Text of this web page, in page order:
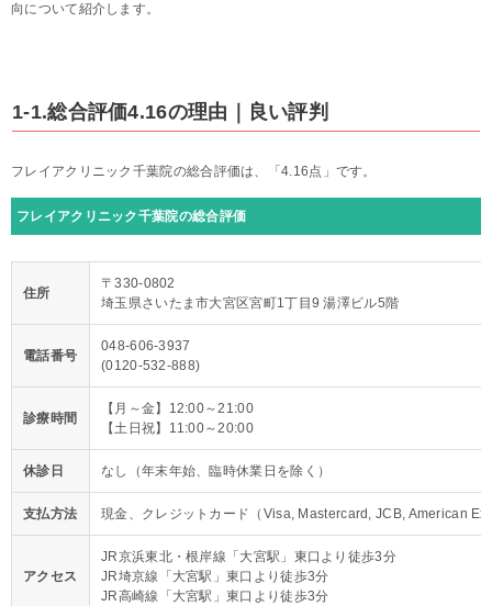
向について紹介します。
1-1.総合評価4.16の理由｜良い評判
フレイアクリニック千葉院の総合評価は、「4.16点」です。
フレイアクリニック千葉院の総合評価
住所
〒330-0802
埼玉県さいたま市大宮区宮町1丁目9 湯澤ビル5階
電話番号
048-606-3937
(0120-532-888)
診療時間
【月～金】12:00～21:00
【土日祝】11:00～20:00
休診日 なし（年末年始、臨時休業日を除く）
支払方法 現金、クレジットカード（Visa, Mastercard, JCB, American
アクセス
JR京浜東北・根岸線「大宮駅」東口より徒歩3分
JR埼京線「大宮駅」東口より徒歩3分
JR高崎線「大宮駅」東口より徒歩3分